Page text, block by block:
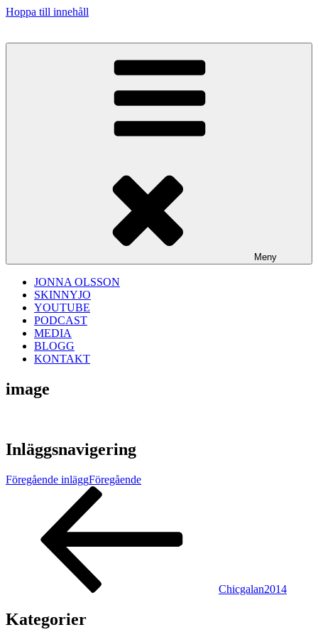
Hoppa till innehåll
Meny
JONNA OLSSON
SKINNYJO
YOUTUBE
PODCAST
MEDIA
BLOGG
KONTAKT
image
Inläggsnavigering
Föregående inläggFöregående
Chicgalan2014
Kategorier